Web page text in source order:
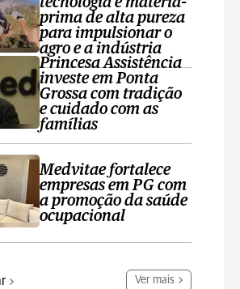
prima de alta pureza
para impulsionar o
agro e a indústria
Princesa Assistência
investe em Ponta
Grossa com tradição
e cuidado com as
famílias
Medvitae fortalece
empresas em PG com
a promoção da saúde
ocupacional
Ver mais